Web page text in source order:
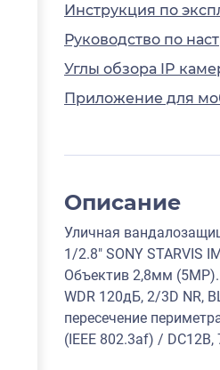
Инструкция по
Руководство по
Углы обзора IP
Приложение для
Описание
Уличная
1/2.8" SONY STARVIS
Объектив 2,8мм
WDR 120дБ, 2/3D NR,
пересечение
(IEEE 802.3af) /